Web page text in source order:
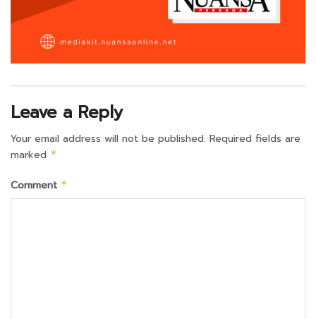
Leave a Reply
Your email address will not be published. Required fields are
marked *
Comment *